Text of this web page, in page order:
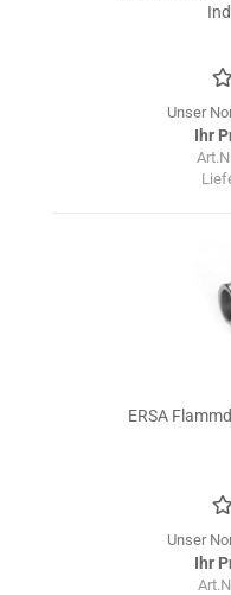
Unser
Ihr
ERSA
Unser
Ihr